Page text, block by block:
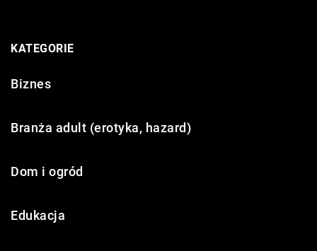
KATEGORIE
Biznes
Branża adult (erotyka, hazard)
Dom i ogród
Edukacja